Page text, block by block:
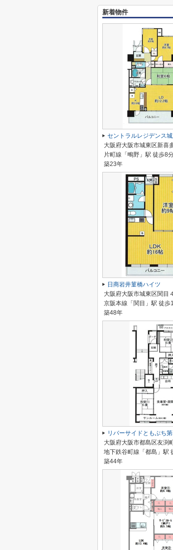
新着物件
大阪府大阪市城東区新喜
片町線「鴫野」駅 徒歩8
築23年
日商岩井菫橋ハイツ
大阪府大阪市城東区関目
京阪本線「関目」駅 徒歩
築48年
大阪府大阪市都島区友渕
地下鉄谷町線「都島」駅
築44年